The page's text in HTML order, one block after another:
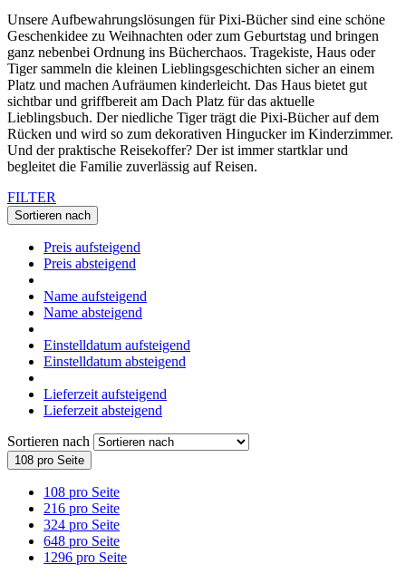
Unsere Aufbewahrungslösungen für Pixi-Bücher sind eine schöne
Geschenkidee zu Weihnachten oder zum Geburtstag und bringen
ganz nebenbei Ordnung ins Bücherchaos. Tragekiste, Haus oder
Tiger sammeln die kleinen Lieblingsgeschichten sicher an einem
Platz und machen Aufräumen kinderleicht. Das Haus bietet gut
sichtbar und griffbereit am Dach Platz für das aktuelle
Lieblingsbuch. Der niedliche Tiger trägt die Pixi-Bücher auf dem
Rücken und wird so zum dekorativen Hingucker im Kinderzimmer.
Und der praktische Reisekoffer? Der ist immer startklar und
begleitet die Familie zuverlässig auf Reisen.
FILTER
Sortieren nach
Preis aufsteigend
Preis absteigend
Name aufsteigend
Name absteigend
Einstelldatum aufsteigend
Einstelldatum absteigend
Lieferzeit aufsteigend
Lieferzeit absteigend
Sortieren nach
108 pro Seite
108 pro Seite
216 pro Seite
324 pro Seite
648 pro Seite
1296 pro Seite